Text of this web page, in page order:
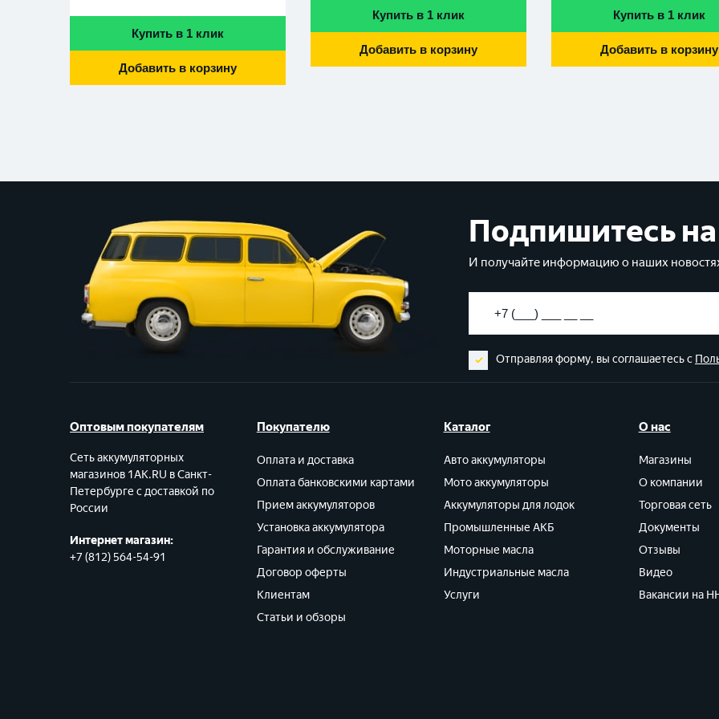
Купить в 1 клик
Добавить в корзину
Купить в 1 клик
Добавить в корзину
Купить в 1 клик
Добавить в корзину
Подпишитесь
И получайте информацию о наших
Отправляя форму, вы соглашаетесь с
Оптовым покупателям
Сеть аккумуляторных
магазинов 1AK.RU в Санкт-
Петербурге с доставкой по
России
Интернет магазин:
+7 (812) 564-54-91
Покупателю
Оплата и доставка
Оплата банковскими картами
Прием аккумуляторов
Установка аккумулятора
Гарантия и обслуживание
Договор оферты
Клиентам
Статьи и обзоры
Каталог
Авто аккумуляторы
Мото аккумуляторы
Аккумуляторы для лодок
Промышленные АКБ
Моторные масла
Индустриальные масла
Услуги
О нас
Магазины
О компании
Торговая сеть
Документы
Отзывы
Видео
Вакансии на